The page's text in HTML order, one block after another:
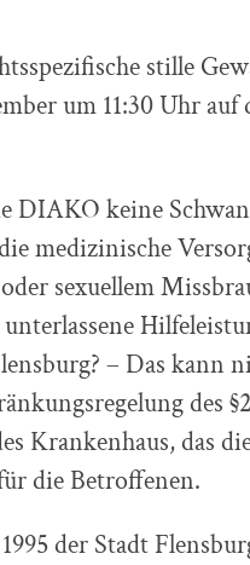
stille
um 11:30 Uhr
DIAKO keine
medizinische
sexuellem
– Das kann
des
Krankenhaus, das
die Betroffenen.
der Stadt